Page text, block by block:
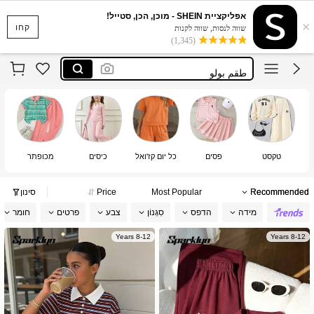
קחו ×
אפליקציית SHEIN - מוכן, הכן, סטייל!
שווה לנסות, שווה לקנות
(1,345)
مجموعه بولو عمر ٩
بولو فيونكات عمر ١٦
طقم بولو
طقم بولو بناتي
مجموعه بولو عمر ٩
بولو فيونكات عمر ١٦
טקסט פסים כל יום קז'ואל כיסים מכופתר
Recommended
Most Popular
Price סינון
מידה הדפס סִגְנוֹן צבע פרטים חומר
8-12 Years
8-12 Years